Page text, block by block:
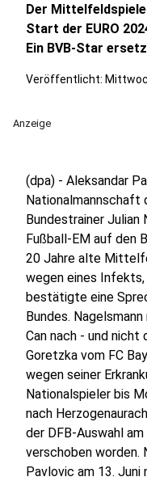
Der
Start der EURO
Ein BVB-Star
Veröffentlicht:
Anzeige
(dpa) - Aleksandar
Nationalmannschaft
Bundestrainer Julian
Fußball-EM auf den
20 Jahre alte
wegen eines
bestätigte eine
Bundes.
Can nach - und nicht
Goretzka vom FC
wegen seiner
Nationalspieler bis
nach
der DFB-Auswahl
verschoben worden.
Pavlovic am 13.